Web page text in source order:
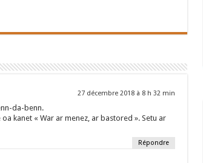
27 décembre 2018 à 8 h 32 min
da-benn.
kanet « War ar menez, ar bastored ». Setu ar
Répondre